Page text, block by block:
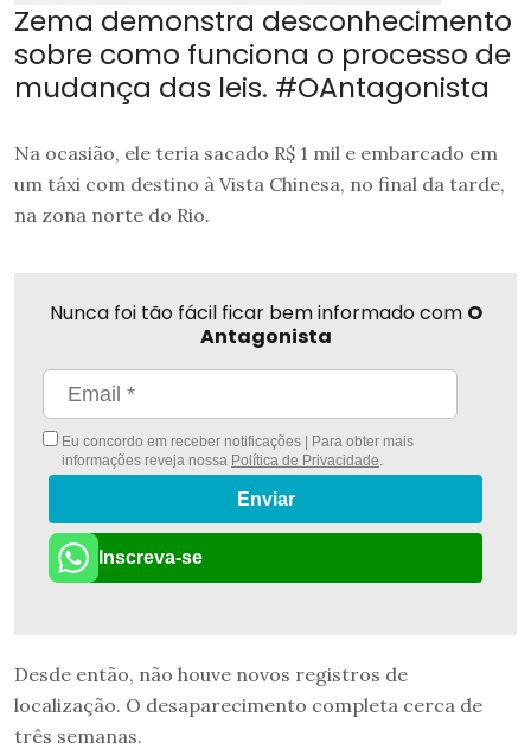
Zema demonstra desconhecimento
sobre como funciona o processo de
mudança das leis. #OAntagonista
Na ocasião, ele teria sacado R$ 1 mil e embarcado em
um táxi com destino à Vista Chinesa, no final da tarde,
na zona norte do Rio.
Nunca foi tão fácil ficar bem informado com O
Antagonista
Eu concordo em receber notificações | Para obter mais
informações reveja nossa Política de Privacidade.
Enviar
Inscreva-se
Desde então, não houve novos registros de
localização. O desaparecimento completa cerca de
três semanas.